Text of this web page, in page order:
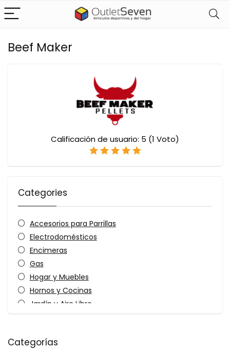
Beef Maker
Calificación de usuario: 5 (1 Voto)
Categories
Accesorios para Parrillas
Electrodomésticos
Encimeras
Gas
Hogar y Muebles
Hornos y Cocinas
Jardín y Aire Libre
Jardín y Aire LibreHornos
Parrillas y Accesorios
Categorías